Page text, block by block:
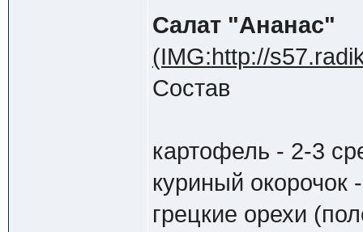
Салат "Ананас"
(IMG:http://
Состав
картофель - 2-3
куриный окорочок
грецкие орехи